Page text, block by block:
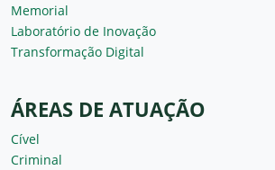
Memorial
Laboratório de Inovação
Transformação Digital
ÁREAS DE ATUAÇÃO
Cível
Criminal